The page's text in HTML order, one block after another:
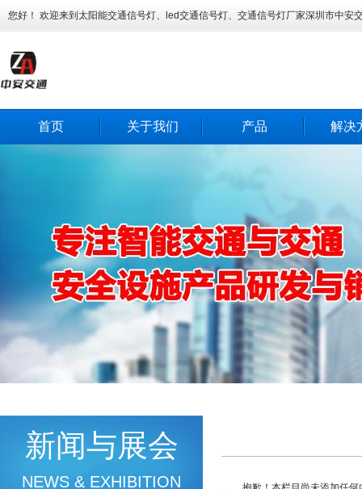
您好！ 欢迎来到太阳能交通信号灯、led交通信号灯、交通信号灯厂家深圳市中安
首页 关于我们 产品 解决
新闻与展会
NEWS & EXHIBITION